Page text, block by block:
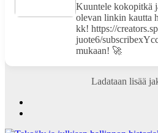
Kuuntele kokopitkä
olevan linkin kautta
kk! https://
juote6/
mukaan! 🚀
Ladataan lisää